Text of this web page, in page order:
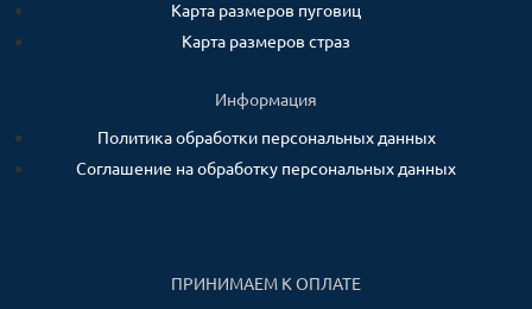
Карта размеров пуговиц
Карта размеров страз
Информация
Политика обработки персональных данных
Соглашение на обработку персональных данных
ПРИНИМАЕМ К ОПЛАТЕ